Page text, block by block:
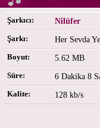
Şarkıcı: Nilüfer
Şarkı: Her Sevda
Boyut: 5.62 MB
Süre: 6 Dakika 8
Kalite: 128 kb/s